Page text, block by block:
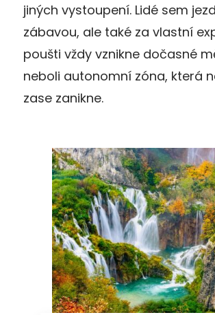
jiných vystoupení. Lidé sem
zábavou, ale také za vlastní
poušti vždy vznikne dočasné
neboli autonomní zóna, která
zase zanikne.